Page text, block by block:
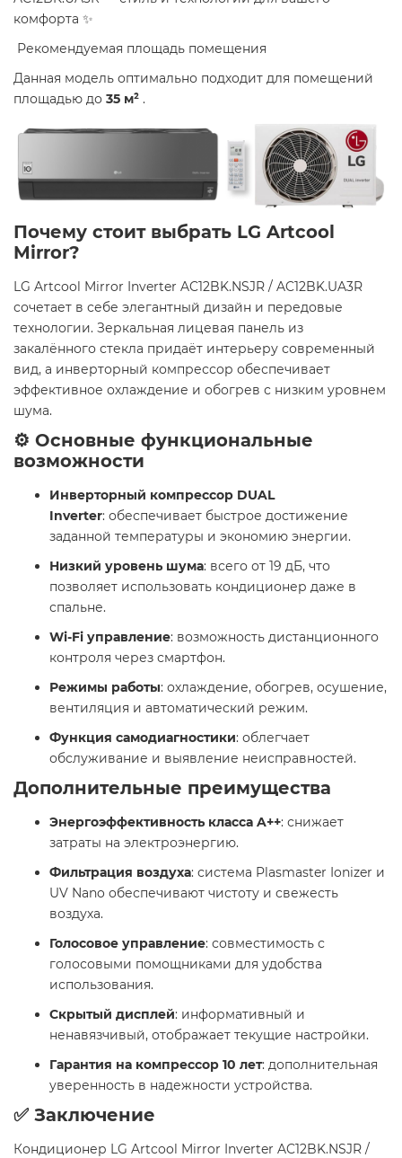
комфорта ️✨
​ Рекомендуемая площадь помещения
Данная модель оптимально подходит для помещений
площадью до 35 м² .​
Почему стоит выбрать LG Artcool
Mirror?
LG Artcool Mirror Inverter AC12BK.NSJR / AC12BK.UA3R
сочетает в себе элегантный дизайн и передовые
технологии. Зеркальная лицевая панель из
закалённого стекла придаёт интерьеру современный
вид, а инверторный компрессор обеспечивает
эффективное охлаждение и обогрев с низким уровнем
шума.​
⚙️ Основные функциональные
возможности
Инверторный компрессор DUAL
Inverter: обеспечивает быстрое достижение
заданной температуры и экономию энергии.​
Низкий уровень шума: всего от 19 дБ, что
позволяет использовать кондиционер даже в
спальне.​
Wi-Fi управление: возможность дистанционного
контроля через смартфон.​
Режимы работы: охлаждение, обогрев, осушение,
вентиляция и автоматический режим.​
Функция самодиагностики: облегчает
обслуживание и выявление неисправностей.​
Дополнительные преимущества
Энергоэффективность класса A++: снижает
затраты на электроэнергию.​
Фильтрация воздуха: система Plasmaster Ionizer и
UV Nano обеспечивают чистоту и свежесть
воздуха.​
Голосовое управление: совместимость с
голосовыми помощниками для удобства
использования.​
Скрытый дисплей: информативный и
ненавязчивый, отображает текущие настройки.​
Гарантия на компрессор 10 лет: дополнительная
уверенность в надежности устройства.​
✅ Заключение
Кондиционер LG Artcool Mirror Inverter AC12BK.NSJR /